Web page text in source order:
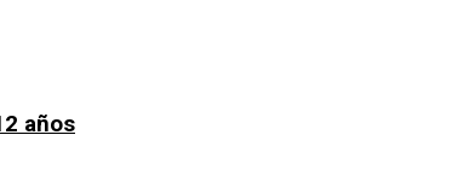
años